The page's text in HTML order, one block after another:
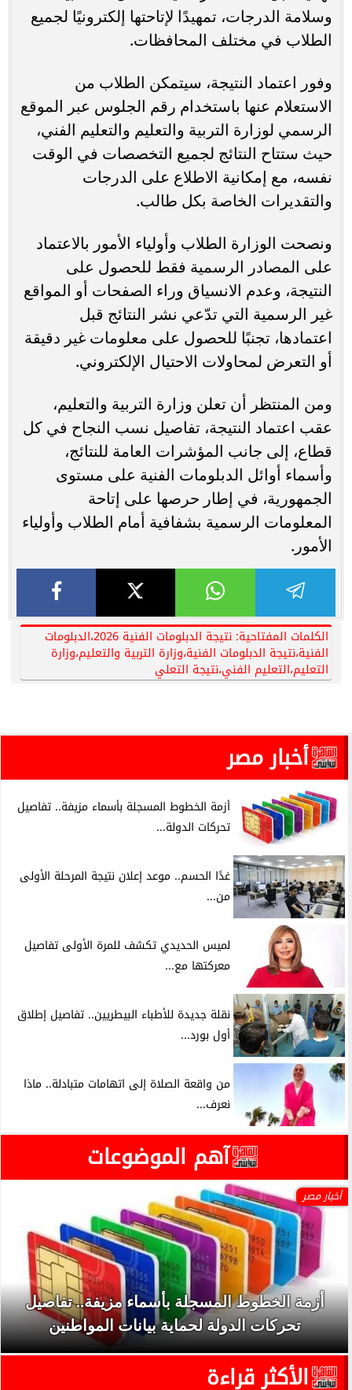
وسلامة الدرجات، تمهيدًا لإتاحتها إلكترونيًا لجميع
الطلاب في مختلف المحافظات.
وفور اعتماد النتيجة، سيتمكن الطلاب من
الاستعلام عنها باستخدام رقم الجلوس عبر الموقع
الرسمي لوزارة التربية والتعليم والتعليم الفني،
حيث ستتاح النتائج لجميع التخصصات في الوقت
نفسه، مع إمكانية الاطلاع على الدرجات
والتقديرات الخاصة بكل طالب.
ونصحت الوزارة الطلاب وأولياء الأمور بالاعتماد
على المصادر الرسمية فقط للحصول على
النتيجة، وعدم الانسياق وراء الصفحات أو المواقع
غير الرسمية التي تدّعي نشر النتائج قبل
اعتمادها، تجنبًا للحصول على معلومات غير دقيقة
أو التعرض لمحاولات الاحتيال الإلكتروني.
ومن المنتظر أن تعلن وزارة التربية والتعليم،
عقب اعتماد النتيجة، تفاصيل نسب النجاح في كل
قطاع، إلى جانب المؤشرات العامة للنتائج،
وأسماء أوائل الدبلومات الفنية على مستوى
الجمهورية، في إطار حرصها على إتاحة
المعلومات الرسمية بشفافية أمام الطلاب وأولياء
الأمور.
الكلمات المفتاحية: نتيجة الدبلومات الفنية 2026،الدبلومات
الفنية،نتيجة الدبلومات الفنية،وزارة التربية والتعليم،وزارة
التعليم،التعليم الفني،نتيجة التعلي
أخبار مصر
أزمة الخطوط المسجلة بأسماء مزيفة.. تفاصيل
تحركات الدولة...
غدًا الحسم.. موعد إعلان نتيجة المرحلة الأولى
من...
لميس الحديدي تكشف للمرة الأولى تفاصيل
معركتها مع...
نقلة جديدة للأطباء البيطريين.. تفاصيل إطلاق
أول بورد...
من واقعة الصلاة إلى اتهامات متبادلة.. ماذا
نعرف...
آهم الموضوعات
أخبار مصر
أزمة الخطوط المسجلة بأسماء مزيفة.. تفاصيل
تحركات الدولة لحماية بيانات المواطنين
الأكثر قراءة